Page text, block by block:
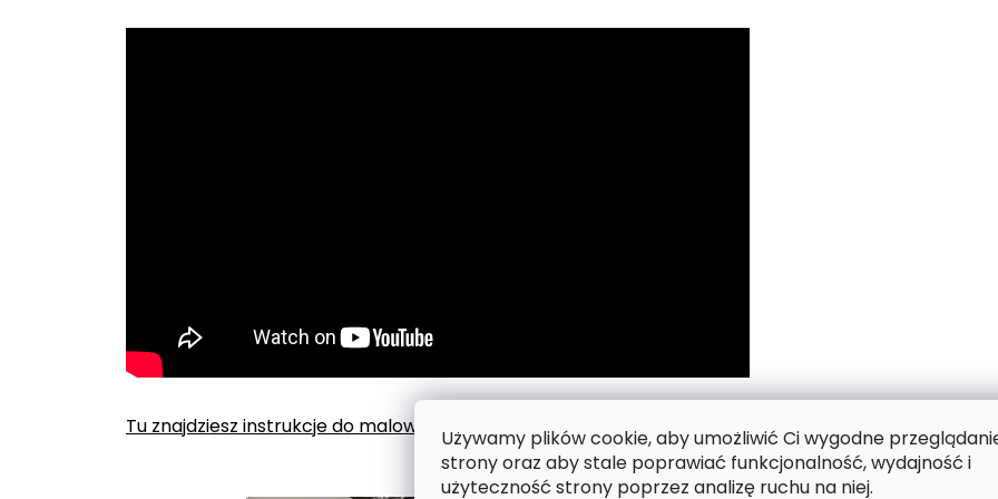
Używamy plików cookie, aby umożliwić Ci wygodne
strony oraz aby stale poprawiać funkcjonalność, wydajność i
użyteczność strony poprzez analizę ruchu na niej.
Tu znajdziesz instrukcje do malowania po numerach.